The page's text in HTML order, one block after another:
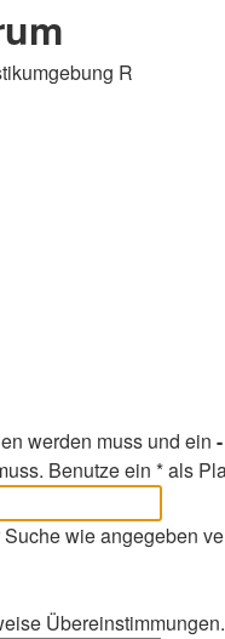
R
werden muss und ein -
Benutze ein * als
wie angegeben
Übereinstimmungen.